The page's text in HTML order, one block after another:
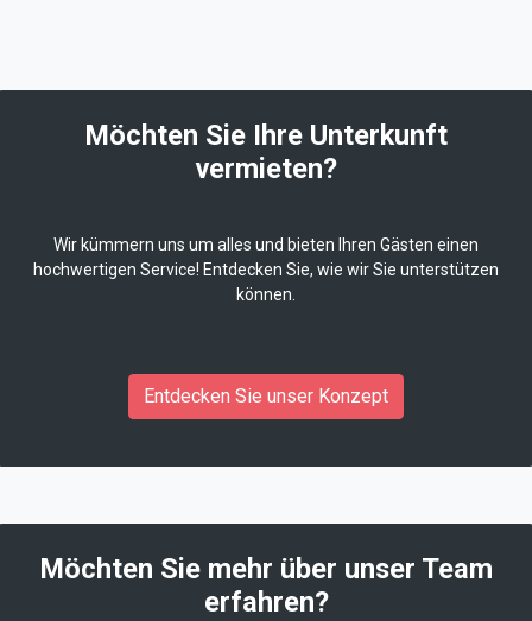
Möchten Sie Ihre Unterkunft
vermieten?
Wir kümmern uns um alles und bieten Ihren Gästen einen
hochwertigen Service! Entdecken Sie, wie wir Sie unterstützen
können.
Entdecken Sie unser Konzept
Möchten Sie mehr über unser Team
erfahren?